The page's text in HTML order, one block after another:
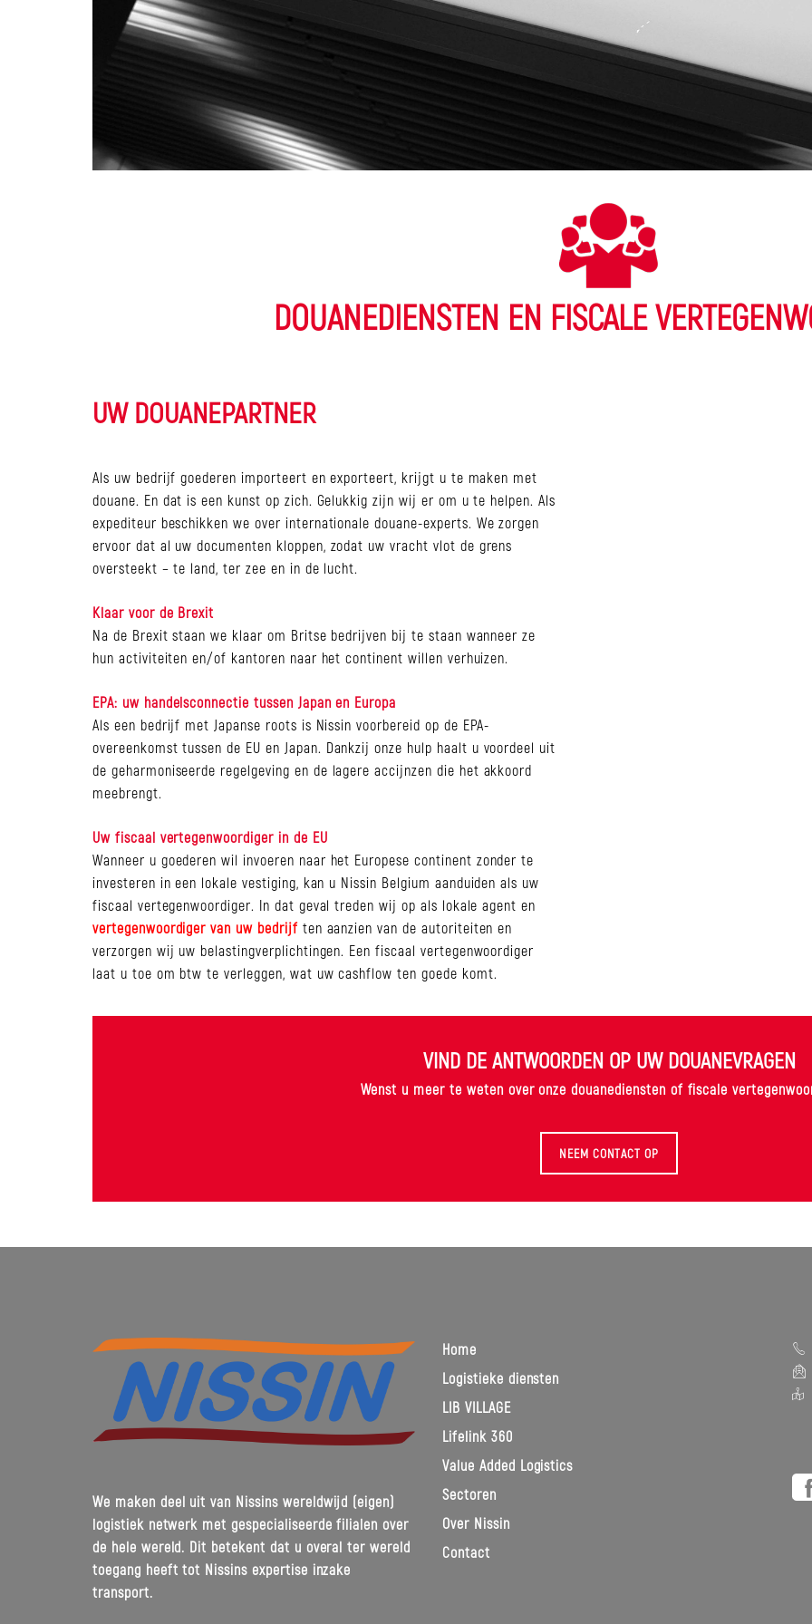
DOUANEDIENSTEN EN FISCALE
UW DOUANEPARTNER
Als uw bedrijf goederen importeert en exporteert, krijgt u te maken met
douane. En dat is een kunst op zich. Gelukkig zijn wij er om u te helpen. Als
expediteur beschikken we over internationale douane-experts. We zorgen
ervoor dat al uw documenten kloppen, zodat uw vracht vlot de grens
oversteekt – te land, ter zee en in de lucht.
Klaar voor de Brexit
Na de Brexit staan we klaar om Britse bedrijven bij te staan wanneer ze
hun activiteiten en/of kantoren naar het continent willen verhuizen.
EPA: uw handelsconnectie tussen Japan en Europa
Als een bedrijf met Japanse roots is Nissin voorbereid op de EPA-
overeenkomst tussen de EU en Japan. Dankzij onze hulp haalt u voordeel uit
de geharmoniseerde regelgeving en de lagere accijnzen die het akkoord
meebrengt.
Uw fiscaal vertegenwoordiger in de EU
Wanneer u goederen wil invoeren naar het Europese continent zonder te
investeren in een lokale vestiging, kan u Nissin Belgium aanduiden als uw
fiscaal vertegenwoordiger. In dat geval treden wij op als lokale agent en
vertegenwoordiger van uw bedrijften aanzien van de autoriteiten en
verzorgen wij uw belastingverplichtingen. Een fiscaal vertegenwoordiger
laat u toe om btw te verleggen, wat uw cashflow ten goede komt.
VIND DE ANTWOORDEN OP UW DOUANEVRAGEN
Wenst u meer te weten over onze douanediensten of fiscale
NEEM CONTACT OP
We maken deel uit van Nissins wereldwijd (eigen)
logistiek netwerk met gespecialiseerde filialen over
de hele wereld. Dit betekent dat u overal ter wereld
toegang heeft tot Nissins expertise inzake
transport.
Home
Logistieke diensten
LIB VILLAGE
Lifelink 360
Value Added Logistics
Sectoren
Over Nissin
Contact